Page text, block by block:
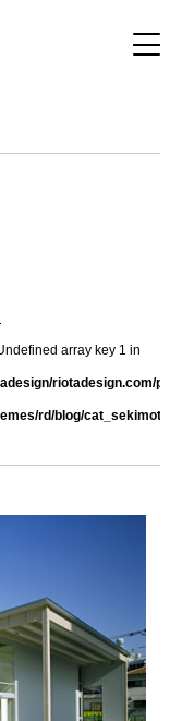
array key 1 in
riotadesign.com/
rd/blog/